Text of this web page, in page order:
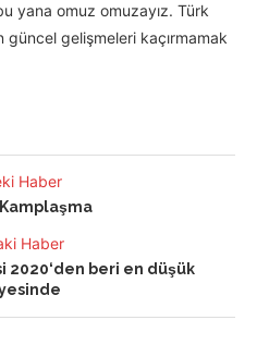
yana omuz omuzayız. Türk
gelişmeleri kaçırmamak
Haber
Haber
2020‘den beri en düşük